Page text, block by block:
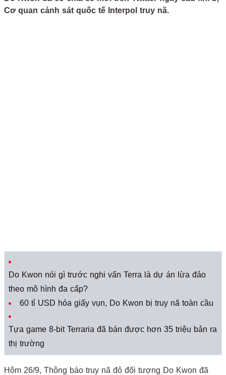
Cơ quan cảnh sát quốc tế Interpol truy nã.
Do Kwon nói gì trước nghi vấn Terra là dự án lừa đảo
theo mô hình đa cấp?
60 tỉ USD hóa giấy vụn, Do Kwon bị truy nã toàn cầu
Tựa game 8-bit Terraria đã bán được hơn 35 triệu bản ra
thị trường
Hôm 26/9, Thông báo truy nã đỏ đối tượng Do Kwon đã